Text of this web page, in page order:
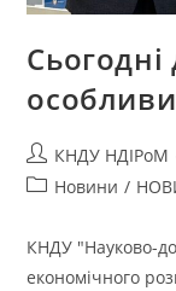
КНДУ НДІРоМ
Новини /
КНДУ "Науково-
економічного